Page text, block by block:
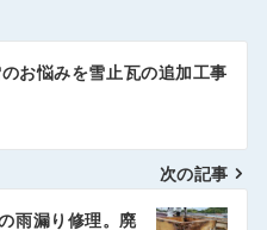
お悩みを雪止瓦の追加工事
次の記事
雨漏り修理。廃